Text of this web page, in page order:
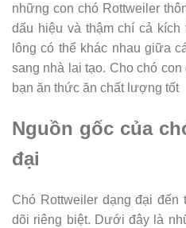
những con chó Rottweiler
dấu hiệu và thậm chí cả
lông có thể khác nhau giữa
sang nhà lai tạo. Cho chó
bạn ăn thức ăn chất lượng tốt
Nguồn gốc của
đại
Chó Rottweiler dạng đại đến
dõi riêng biệt. Dưới đây là